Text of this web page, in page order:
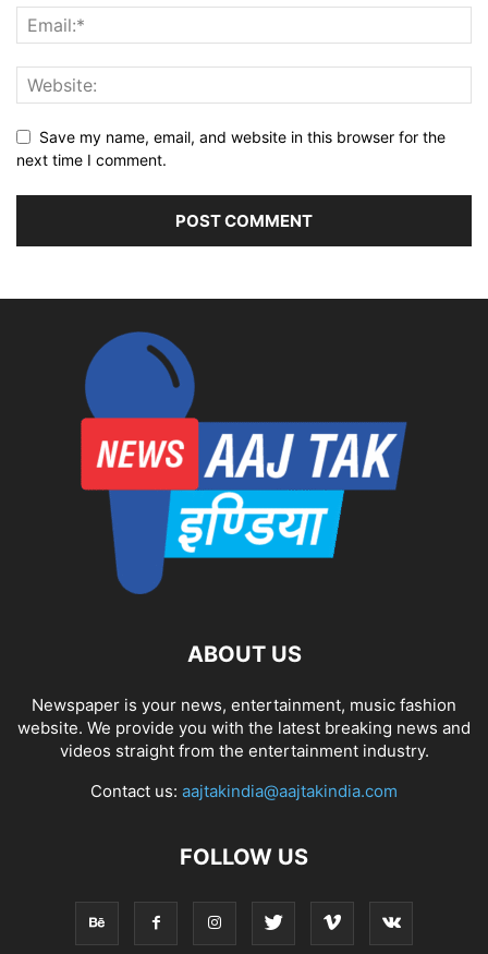
Save my name, email, and website in this browser for the
next time I comment.
ABOUT US
Newspaper is your news, entertainment, music fashion
website. We provide you with the latest breaking news and
videos straight from the entertainment industry.
Contact us: aajtakindia@aajtakindia.com
FOLLOW US